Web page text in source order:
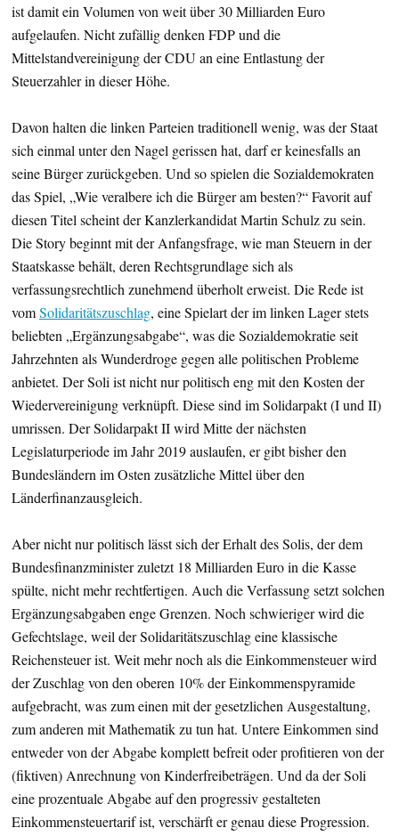
ist damit ein Volumen von weit über 30 Milliarden Euro
aufgelaufen. Nicht zufällig denken FDP und die
Mittelstandvereinigung der CDU an eine Entlastung der
Steuerzahler in dieser Höhe.
Davon halten die linken Parteien traditionell wenig, was der Staat
sich einmal unter den Nagel gerissen hat, darf er keinesfalls an
seine Bürger zurückgeben. Und so spielen die Sozialdemokraten
das Spiel, „Wie veralbere ich die Bürger am besten?“ Favorit auf
diesen Titel scheint der Kanzlerkandidat Martin Schulz zu sein.
Die Story beginnt mit der Anfangsfrage, wie man Steuern in der
Staatskasse behält, deren Rechtsgrundlage sich als
verfassungsrechtlich zunehmend überholt erweist. Die Rede ist
vomSolidaritätszuschlag, eine Spielart der im linken Lager stets
beliebten „Ergänzungsabgabe“, was die Sozialdemokratie seit
Jahrzehnten als Wunderdroge gegen alle politischen Probleme
anbietet. Der Soli ist nicht nur politisch eng mit den Kosten der
Wiedervereinigung verknüpft. Diese sind im Solidarpakt (I und II)
umrissen. Der Solidarpakt II wird Mitte der nächsten
Legislaturperiode im Jahr 2019 auslaufen, er gibt bisher den
Bundesländern im Osten zusätzliche Mittel über den
Länderfinanzausgleich.
Aber nicht nur politisch lässt sich der Erhalt des Solis, der dem
Bundesfinanzminister zuletzt 18 Milliarden Euro in die Kasse
spülte, nicht mehr rechtfertigen. Auch die Verfassung setzt solchen
Ergänzungsabgaben enge Grenzen. Noch schwieriger wird die
Gefechtslage, weil der Solidaritätszuschlag eine klassische
Reichensteuer ist. Weit mehr noch als die Einkommensteuer wird
der Zuschlag von den oberen 10% der Einkommenspyramide
aufgebracht, was zum einen mit der gesetzlichen Ausgestaltung,
zum anderen mit Mathematik zu tun hat. Untere Einkommen sind
entweder von der Abgabe komplett befreit oder profitieren von der
(fiktiven) Anrechnung von Kinderfreibeträgen. Und da der Soli
eine prozentuale Abgabe auf den progressiv gestalteten
Einkommensteuertarif ist, verschärft er genau diese Progression.